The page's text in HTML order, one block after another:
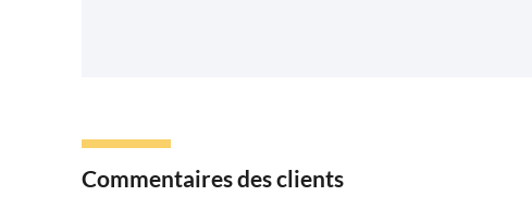
Commentaires des clients